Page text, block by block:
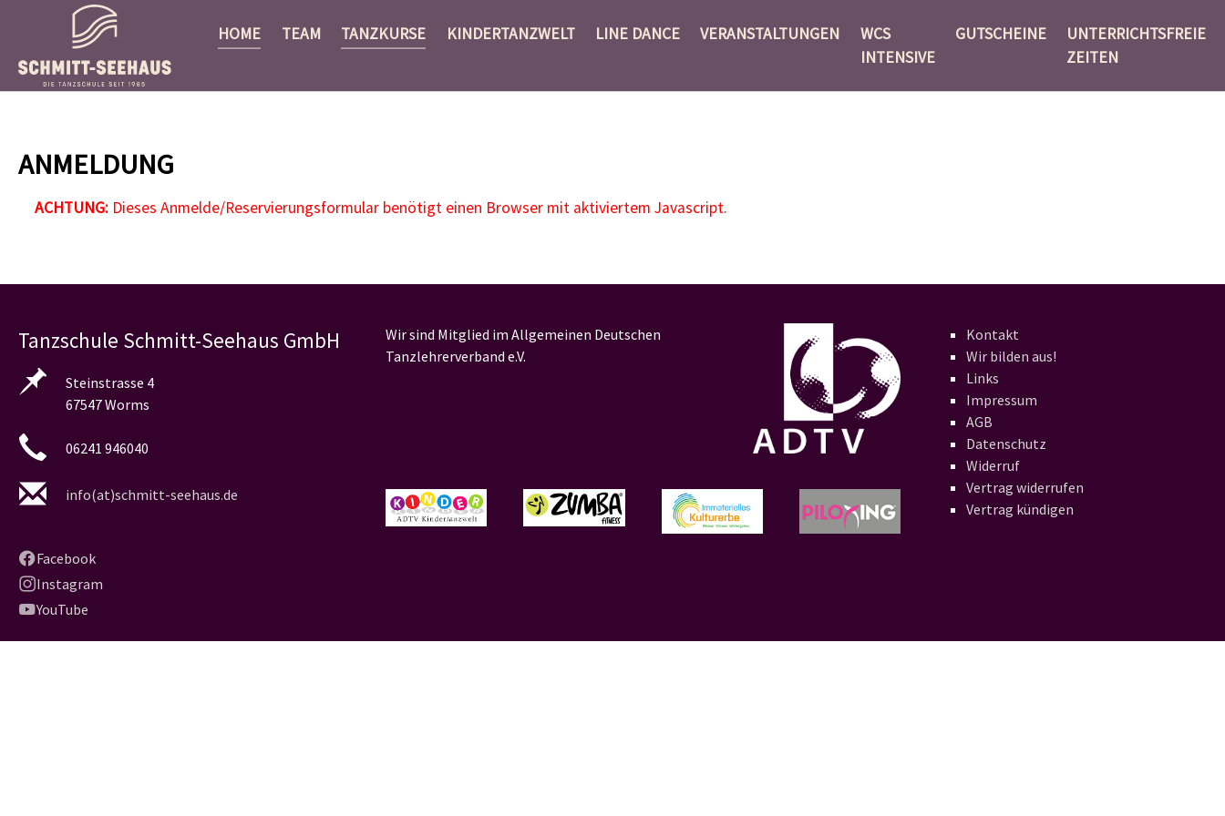
HOME TEAM TANZKURSE KINDERTANZWELT LINE DANCE VERANSTALTUNGEN
WCS
INTENSIVE
GUTSCHEINE
UNTERRICHTSFREIE
ZEITEN
ANMELDUNG
ACHTUNG:Dieses Anmelde/Reservierungsformular benötigt einen Browser mit aktiviertem Javascript.
Tanzschule Schmitt-Seehaus GmbH
Steinstrasse 4
67547 Worms
06241 946040
info(at)schmitt-seehaus.de
Facebook
Instagram
YouTube
Wir sind Mitglied im Allgemeinen Deutschen
Tanzlehrerverband e.V.
Kontakt
Wir bilden aus!
Links
Impressum
AGB
Datenschutz
Widerruf
Vertrag widerrufen
Vertrag kündigen